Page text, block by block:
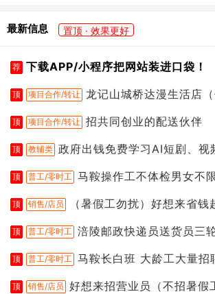
最新信息 置顶 · 效果更好
荐 下载APP/小程序把网站装进口袋！
顶 项目合作/转让 龙记山城桥达漫生活店
顶 项目合作/转让 招共同创业的配送伙伴
顶 教辅类 政府出钱免费学习AI短剧、视
顶 普工/零时工 马鞍操作工不体检男女不
顶 销售/店员
（暑假工勿扰）好想来省钱
顶 普工/零时工 涪陵邮政快递员送货员三
顶 普工/零时工 马鞍长白班 大龄工大量招
顶 销售/店员 好想来招营业员（不招暑假